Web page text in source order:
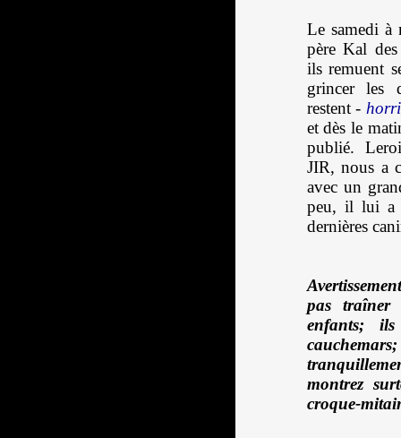
Le samedi à
père Kal
ils remuent
grincer les
restent -
et dès le
publié.
JIR, nous a
avec un
peu, il lui a
dernières
pas
enfants;
montrez
croque-